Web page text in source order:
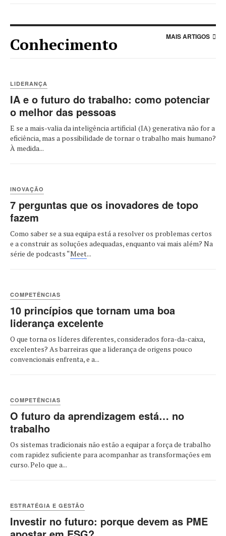
Conhecimento MAIS ARTIGOS
LIDERANÇA
IA e o futuro do trabalho: como potenciar
o melhor das pessoas
E se a mais-valia da inteligência artificial (IA) generativa não for a
eficiência, mas a possibilidade de tornar o trabalho mais humano?
À medida...
INOVAÇÃO
7 perguntas que os inovadores de topo
fazem
Como saber se a sua equipa está a resolver os problemas certos
e a construir as soluções adequadas, enquanto vai mais além? Na
série de podcasts “Meet...
COMPETÊNCIAS
10 princípios que tornam uma boa
liderança excelente
O que torna os líderes diferentes, considerados fora-da-caixa,
excelentes? As barreiras que a liderança de origens pouco
convencionais enfrenta, e a...
COMPETÊNCIAS
O futuro da aprendizagem está… no
trabalho
Os sistemas tradicionais não estão a equipar a força de trabalho
com rapidez suficiente para acompanhar as transformações em
curso. Pelo que a...
ESTRATÉGIA E GESTÃO
Investir no futuro: porque devem as PME